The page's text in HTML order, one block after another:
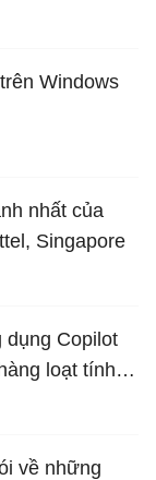
Windows
nhất của
Singapore
dụng Copilot
loạt tính
về những